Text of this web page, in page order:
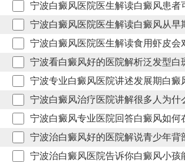
宁波白癜风医院医生解读白癜风患者
宁波白癜风医院医生解读白癜风从早
宁波白癜风医院医生解读食用虾皮会
宁波看白癜风好的医院解析泛发型白
宁波专业白癜风医院讲述发展期白癜
宁波白癜风治疗医院讲解很多人为什
宁波白癜风专业医院回答白癜风如何
宁波治白癜风好的医院解说青少年背
宁波治白癜风医院告诉你白癜风小孩